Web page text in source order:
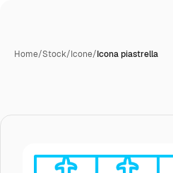
Home/Stock/Icone/Icona piastrella